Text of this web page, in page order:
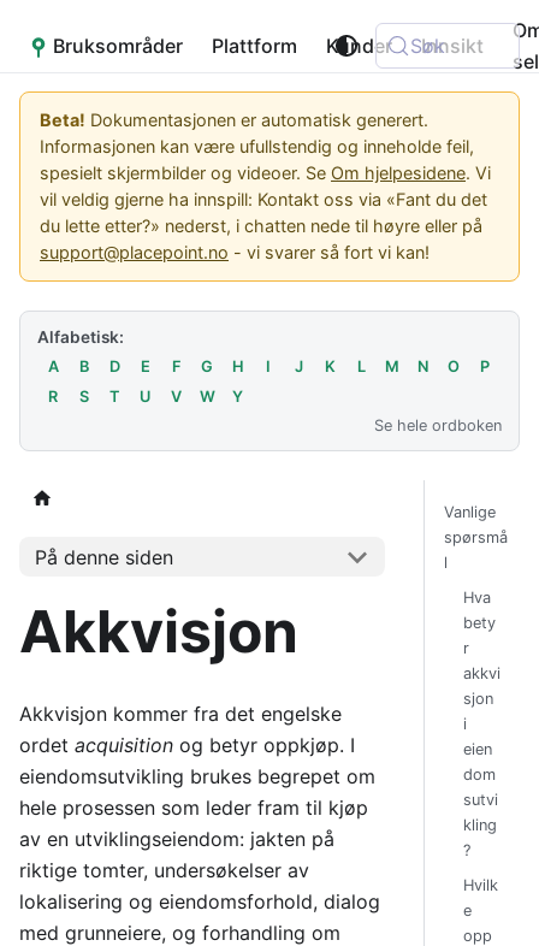
Placepoint
Bruksområder Plattform Kunder Innsikt
Søk
Beta! Dokumentasjonen er automatisk generert.
Informasjonen kan være ufullstendig og inneholde feil,
spesielt skjermbilder og videoer. Se Om hjelpesidene. Vi
vil veldig gjerne ha innspill: Kontakt oss via «Fant du det
du lette etter?» nederst, i chatten nede til høyre eller på
support@placepoint.no - vi svarer så fort vi kan!
Alfabetisk:
A B D E F G H I J K L M N O
P
R
S T U V W
Y
Se hele ordboken
På denne siden
Akkvisjon
Akkvisjon kommer fra det engelske
ordet acquisition og betyr oppkjøp. I
eiendomsutvikling brukes begrepet om
hele prosessen som leder fram til kjøp
av en utviklingseiendom: jakten på
riktige tomter, undersøkelser av
lokalisering og eiendomsforhold, dialog
med grunneiere, og forhandling om
Vanlige
spørsmå
l
Hva
bety
r
akkvi
sjon
i
eien
dom
sutvi
kling
?
Hvilk
e
opp